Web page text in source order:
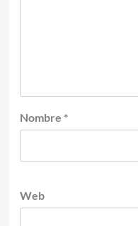
Nombre *
Web